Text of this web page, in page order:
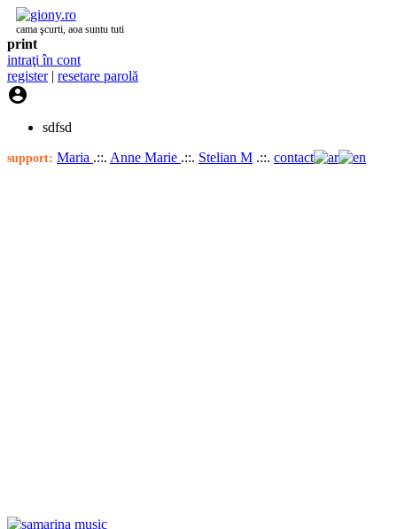
cama şcurti, aoa suntu tuti
print
intraţi în cont
register| resetare parolă

sdfsd
support: Maria .::. Anne Marie .::. Stelian M .::. contact